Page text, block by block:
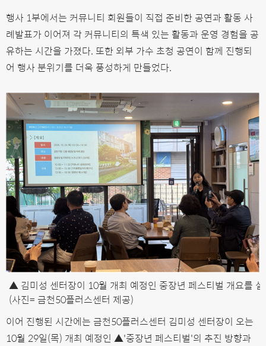
행사 1부에서는 커뮤니티 회원들이 직접 준비한 공연과 활동 사
례발표가 이어져 각 커뮤니티의 특색 있는 활동과 운영 경험을 공
유하는 시간을 가졌다. 또한 외부 가수 초청 공연이 함께 진행되
어 행사 분위기를 더욱 풍성하게 만들었다.
▲ 김미성 센터장이 10월 개최 예정인 중장년 페스티벌 개요를
(사진= 금천50플러스센터 제공)
이어 진행된 시간에는 금천50플러스센터 김미성 센터장이 오는
10월 29일(목) 개최 예정인 ▲'중장년 페스티벌'의 추진 방향과